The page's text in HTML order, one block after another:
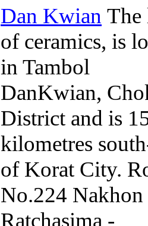
Dan Kwian The
of ceramics, is
in Tambol
DanKwian,
District and is
kilometres
of Korat City.
No.224 Nakhon
Ratchasima -